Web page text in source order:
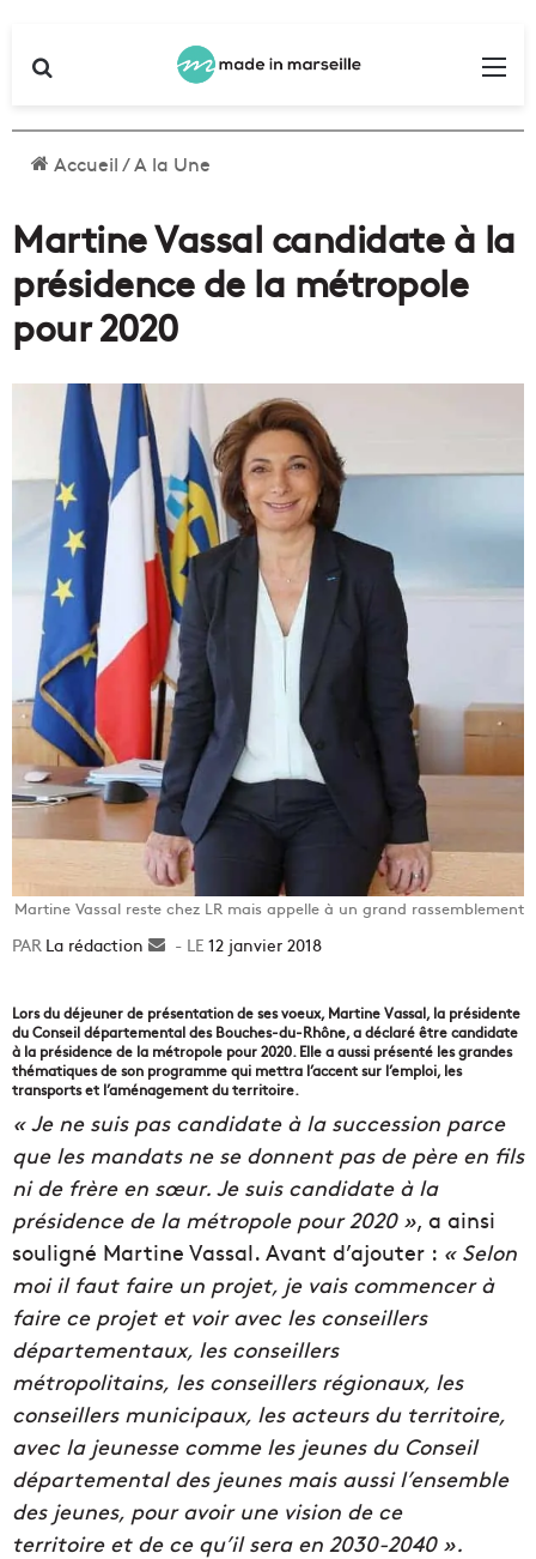
Accueil/A la Une
Martine Vassal candidate à la
présidence de la métropole
pour 2020
Martine Vassal reste chez LR mais appelle à un grand rassemblement
La rédaction
Envoyer12 janvier 2018
Lors du déjeuner de présentation de ses voeux, Martine Vassal, la présidente
du Conseil départemental des Bouches-du-Rhône, a déclaré être candidate
à la présidence de la métropole pour 2020. Elle a aussi présenté les grandes
thématiques de son programme qui mettra l’accent sur l’emploi, les
transports et l’aménagement du territoire.
« Je ne suis pas candidate à la succession parce
que les mandats ne se donnent pas de père en fils
ni de frère en sœur. Je suis candidate à la
présidence de la métropole pour 2020 », a ainsi
souligné Martine Vassal. Avant d’ajouter : « Selon
moi il faut faire un projet, je vais commencer à
faire ce projet et voir avec les conseillers
départementaux, les conseillers
métropolitains, les conseillers régionaux, les
conseillers municipaux, les acteurs du territoire,
avec la jeunesse comme les jeunes du Conseil
départemental des jeunes mais aussi l’ensemble
des jeunes, pour avoir une vision de ce
territoire et de ce qu’il sera en 2030-2040 ».